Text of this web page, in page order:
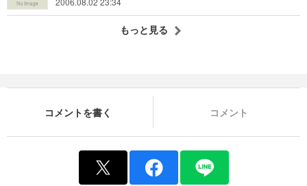
もっと見る
コメントを書く コメント